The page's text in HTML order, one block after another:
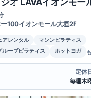
オ LAVAイオンモー
100イオンモール大垣2F
アレンタル
マシンピラティス
ループピラティス ホットヨガ
定休
毎週木